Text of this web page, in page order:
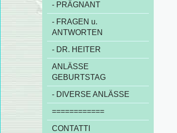
- PRÄGNANT
- FRAGEN u.
ANTWORTEN
- DR. HEITER
ANLÄSSE
GEBURTSTAG
- DIVERSE ANLÄSSE
============
CONTATTI